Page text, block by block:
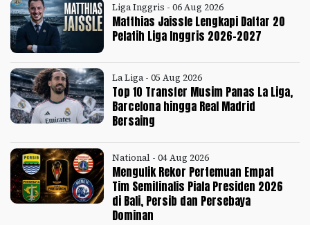
Liga Inggris - 06 Aug 2026
Matthias Jaissle Lengkapi Daftar 20
Pelatih Liga Inggris 2026-2027
La Liga - 05 Aug 2026
Top 10 Transfer Musim Panas La Liga,
Barcelona hingga Real Madrid
Bersaing
National - 04 Aug 2026
Mengulik Rekor Pertemuan Empat
Tim Semifinalis Piala Presiden 2026
di Bali, Persib dan Persebaya
Dominan